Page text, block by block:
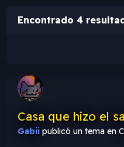
Encontrado 4
Casa que hizo el
Gabii publicó un tema en